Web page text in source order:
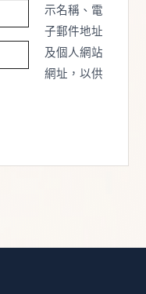
示名稱、電
子郵件地址
及個人網站
網址，以供